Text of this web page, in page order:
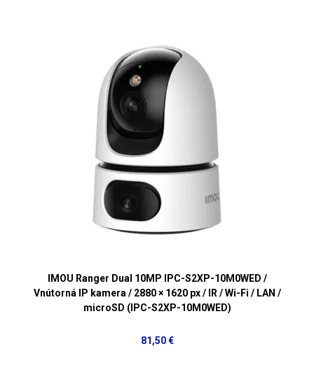
IMOU Ranger Dual 10MP IPC-S2XP-10M0WED /
Vnútorná IP kamera / 2880 × 1620 px / IR / Wi-Fi / LAN /
microSD (IPC-S2XP-10M0WED)
81,50 €